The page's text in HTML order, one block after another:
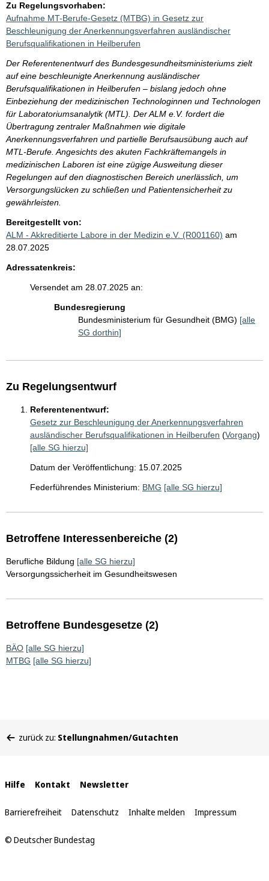
Zu Regelungsvorhaben:
Aufnahme MT-Berufe-Gesetz (MTBG) in Gesetz zur
Beschleunigung der Anerkennungsverfahren ausländischer
Berufsqualifikationen in Heilberufen
Der Referentenentwurf des Bundesgesundheitsministeriums zielt
auf eine beschleunigte Anerkennung ausländischer
Berufsqualifikationen in Heilberufen – bislang jedoch ohne
Einbeziehung der medizinischen Technologinnen und Technologen
für Laboratoriumsanalytik (MTL). Der ALM e.V. fordert die
Übertragung zentraler Maßnahmen wie digitale
Anerkennungsverfahren und partielle Berufsausübung auch auf
MTL-Berufe. Angesichts des akuten Fachkräftemangels in
medizinischen Laboren ist eine zügige Ausweitung dieser
Regelungen auf den diagnostischen Bereich unerlässlich, um
Versorgungslücken zu schließen und Patientensicherheit zu
gewährleisten.
Bereitgestellt von:
ALM - Akkreditierte Labore in der Medizin e.V. (R001160) am
28.07.2025
Adressatenkreis:
Versendet am 28.07.2025 an:
Bundesregierung
Bundesministerium für Gesundheit (BMG) [alle
SG dorthin]
Zu Regelungsentwurf
Referentenentwurf:
Gesetz zur Beschleunigung der Anerkennungsverfahren
ausländischer Berufsqualifikationen in Heilberufen (Vorgang)
[alle SG hierzu]
Datum der Veröffentlichung: 15.07.2025
Federführendes Ministerium: BMG [alle SG hierzu]
Betroffene Interessenbereiche (2)
Berufliche Bildung [alle SG hierzu]
Versorgungssicherheit im Gesundheitswesen
Betroffene Bundesgesetze (2)
BÄO [alle SG hierzu]
MTBG [alle SG hierzu]
befinden
zurück zu: Stellungnahmen/Gutachten
Interne
Links
Hilfe Kontakt Newsletter
Barrierefreiheit Datenschutz Inhalte melden Impressum
© Deutscher Bundestag